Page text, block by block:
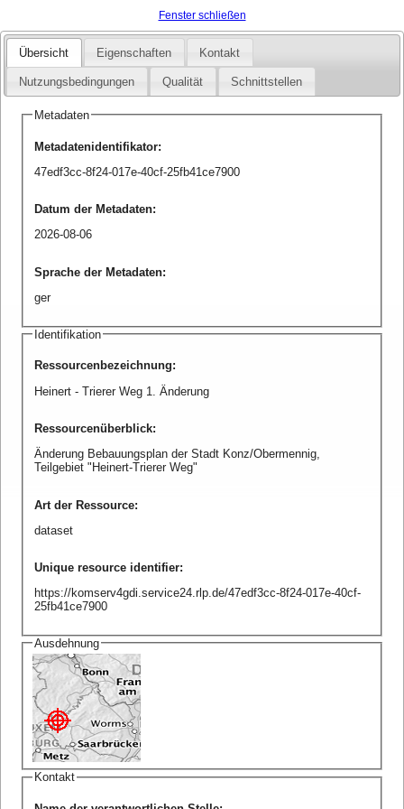
Fenster schließen
Übersicht Eigenschaften Kontakt
Nutzungsbedingungen Qualität Schnittstellen
Metadaten
Metadatenidentifikator:
47edf3cc-8f24-017e-40cf-25fb41ce7900
Datum der Metadaten:
2026-08-06
Sprache der Metadaten:
ger
Identifikation
Ressourcenbezeichnung:
Heinert - Trierer Weg 1. Änderung
Ressourcenüberblick:
Änderung Bebauungsplan der Stadt Konz/Obermennig,
Teilgebiet "Heinert-Trierer Weg"
Art der Ressource:
dataset
Unique resource identifier:
https://komserv4gdi.service24.rlp.de/47edf3cc-8f24-017e-40cf-
25fb41ce7900
Ausdehnung
Kontakt